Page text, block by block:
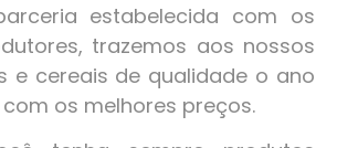
estabelecida com os
trazemos aos nossos
e cereais de qualidade o ano
os melhores preços.